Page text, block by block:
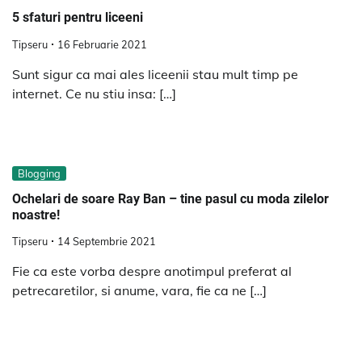
5 sfaturi pentru liceeni
Tipseru 16 Februarie 2021
Sunt sigur ca mai ales liceenii stau mult timp pe
internet. Ce nu stiu insa: […]
Blogging
Ochelari de soare Ray Ban – tine pasul cu moda zilelor
noastre!
Tipseru 14 Septembrie 2021
Fie ca este vorba despre anotimpul preferat al
petrecaretilor, si anume, vara, fie ca ne […]